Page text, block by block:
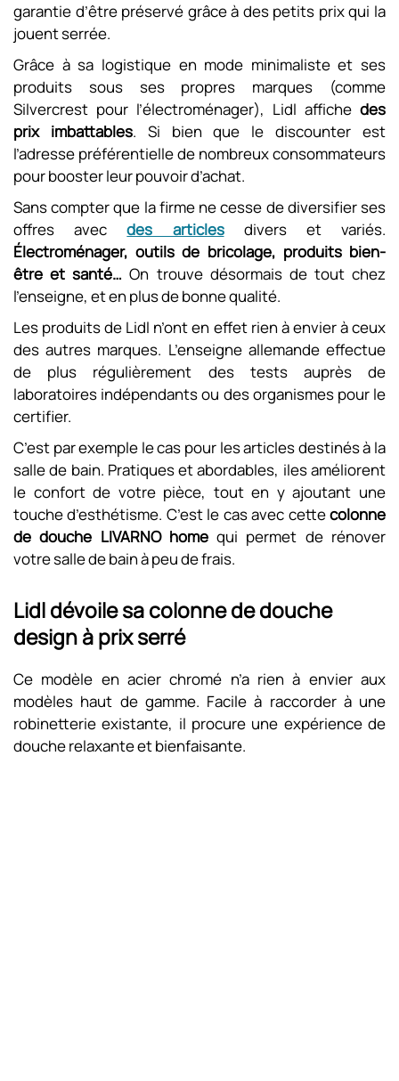
garantie d’être préservé grâce à des petits prix qui la
jouent serrée.
Grâce à sa logistique en mode minimaliste et ses
produits sous ses propres marques (comme
Silvercrest pour l’électroménager), Lidl affiche des
prix imbattables. Si bien que le discounter est
l’adresse préférentielle de nombreux consommateurs
pour booster leur pouvoir d’achat.
Sans compter que la firme ne cesse de diversifier ses
offres avecdes articlesdivers et variés.
Électroménager, outils de bricolage, produits bien-
être et santé… On trouve désormais de tout chez
l’enseigne, et en plus de bonne qualité.
Les produits de Lidl n’ont en effet rien à envier à ceux
des autres marques. L’enseigne allemande effectue
de plus régulièrement des tests auprès de
laboratoires indépendants ou des organismes pour le
certifier.
C’est par exemple le cas pour les articles destinés à la
salle de bain. Pratiques et abordables, iles améliorent
le confort de votre pièce, tout en y ajoutant une
touche d’esthétisme. C’est le cas avec cettecolonne
de douche LIVARNO homequi permet de rénover
votre salle de bain à peu de frais.
Lidl dévoile sa colonne de douche
design à prix serré
Ce modèle en acier chromé n’a rien à envier aux
modèles haut de gamme. Facile à raccorder à une
robinetterie existante, il procure une expérience de
douche relaxante et bienfaisante.